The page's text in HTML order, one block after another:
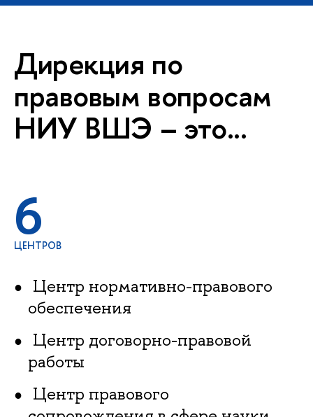
Дирекция по
правовым вопросам
НИУ ВШЭ – это...
6
ЦЕНТРОВ
Центр нормативно-правового
обеспечения
Центр договорно-правовой
работы
Центр правового